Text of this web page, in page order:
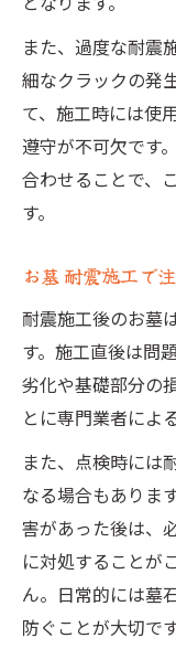
また、過度な耐震
細なクラックの発
て、施工時には使
遵守が不可欠です
合わせることで、
す。
お墓 耐震施工で
耐震施工後のお墓
す。施工直後は問
劣化や基礎部分の
とに専門業者によ
また、点検時には
なる場合もありま
害があった後は、
に対処することが
ん。日常的には墓
防ぐことが大切です